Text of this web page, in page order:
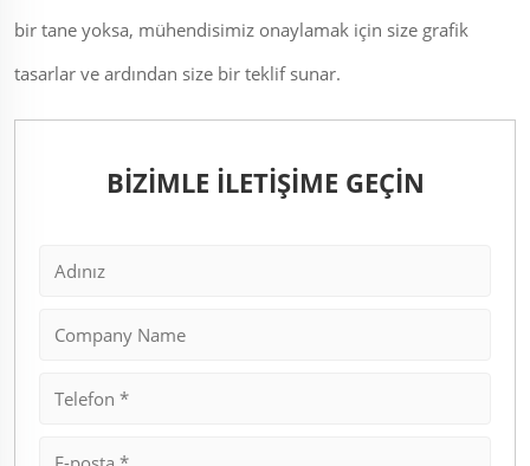
bir tane yoksa, mühendisimiz onaylamak için size grafik
tasarlar ve ardından size bir teklif sunar.
BİZİMLE İLETİŞİME GEÇİN